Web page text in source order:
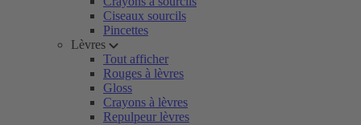
Ciseaux sourcils
Pincettes
Lèvres
Tout afficher
Rouges à lèvres
Gloss
Crayons à lèvres
Repulpeur lèvres